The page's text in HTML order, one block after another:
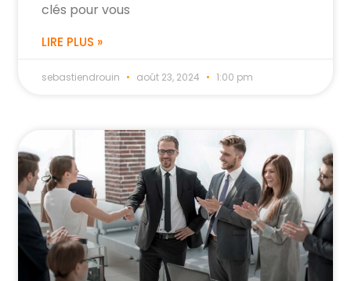
clés pour vous
LIRE PLUS »
sebastiendrouin août 23, 2024 1:00 pm